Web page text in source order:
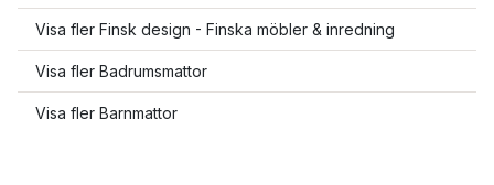
Visa fler Finsk design - Finska möbler & inredning
Visa fler Badrumsmattor
Visa fler Barnmattor